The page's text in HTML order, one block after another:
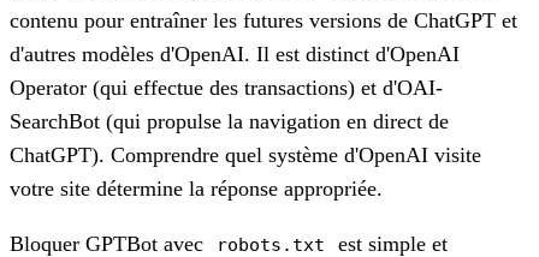
contenu pour entraîner les futures versions de ChatGPT et
d'autres modèles d'OpenAI. Il est distinct d'OpenAI
Operator (qui effectue des transactions) et d'OAI-
SearchBot (qui propulse la navigation en direct de
ChatGPT). Comprendre quel système d'OpenAI visite
votre site détermine la réponse appropriée.
Bloquer GPTBot avec robots.txt
est simple et